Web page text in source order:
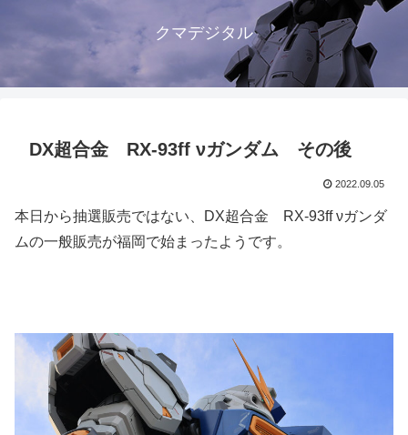
クマデジタル
DX超合金 RX-93ff νガンダム その後
2022.09.05
本日から抽選販売ではない、DX超合金 RX-93ff νガンダ
ムの一般販売が福岡で始まったようです。